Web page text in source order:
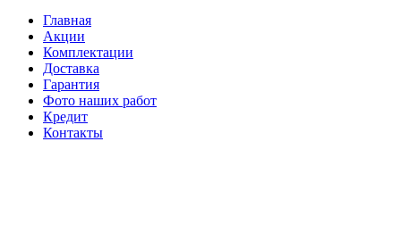
Главная
Акции
Комплектации
Доставка
Гарантия
Фото наших работ
Кредит
Контакты